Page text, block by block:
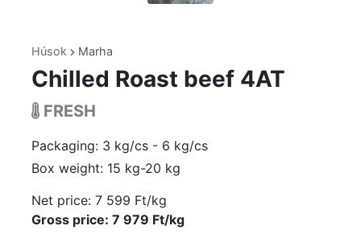
Húsok Marha
Chilled Roast beef 4AT
FRESH
Packaging: 3 kg/cs - 6 kg/cs
Box weight: 15 kg-20 kg
Net price: 7 599 Ft/kg
Gross price: 7 979 Ft/kg